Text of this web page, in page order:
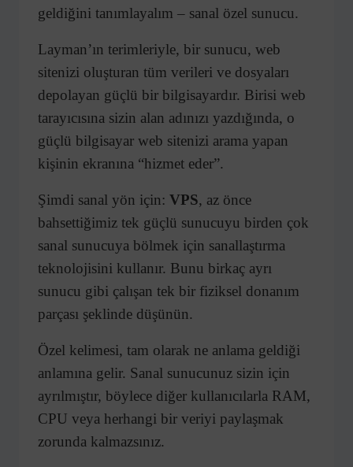
geldiğini tanımlayalım – sanal özel sunucu.
Layman’ın terimleriyle, bir sunucu, web
sitenizi oluşturan tüm verileri ve dosyaları
depolayan güçlü bir bilgisayardır. Birisi web
tarayıcısına sizin alan adınızı yazdığında, o
güçlü bilgisayar web sitenizi arama yapan
kişinin ekranına “hizmet eder”.
Şimdi sanal yön için: VPS, az önce
bahsettiğimiz tek güçlü sunucuyu birden çok
sanal sunucuya bölmek için sanallaştırma
teknolojisini kullanır. Bunu birkaç ayrı
sunucu gibi çalışan tek bir fiziksel donanım
parçası şeklinde düşünün.
Özel kelimesi, tam olarak ne anlama geldiği
anlamına gelir. Sanal sunucunuz sizin için
ayrılmıştır, böylece diğer kullanıcılarla RAM,
CPU veya herhangi bir veriyi paylaşmak
zorunda kalmazsınız.